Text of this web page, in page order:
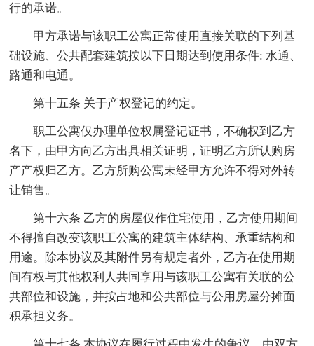
行的承诺。
甲方承诺与该职工公寓正常使用直接关联的下列基
础设施、公共配套建筑按以下日期达到使用条件: 水通、
路通和电通。
第十五条 关于产权登记的约定。
职工公寓仅办理单位权属登记证书，不确权到乙方
名下，由甲方向乙方出具相关证明，证明乙方所认购房
产产权归乙方。乙方所购公寓未经甲方允许不得对外转
让销售。
第十六条 乙方的房屋仅作住宅使用，乙方使用期间
不得擅自改变该职工公寓的建筑主体结构、承重结构和
用途。除本协议及其附件另有规定者外，乙方在使用期
间有权与其他权利人共同享用与该职工公寓有关联的公
共部位和设施，并按占地和公共部位与公用房屋分摊面
积承担义务。